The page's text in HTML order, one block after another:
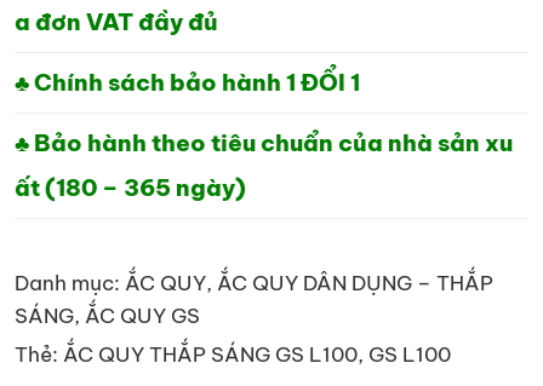
a đơn VAT đầy đủ
♣ Chính sách bảo hành 1 ĐỔI 1
♣ Bảo hành theo tiêu chuẩn của nhà sản xu
ất (180 – 365 ngày)
Danh mục: ẮC QUY, ẮC QUY DÂN DỤNG – THẮP
SÁNG, ẮC QUY GS
Thẻ: ẮC QUY THẮP SÁNG GS L100, GS L100